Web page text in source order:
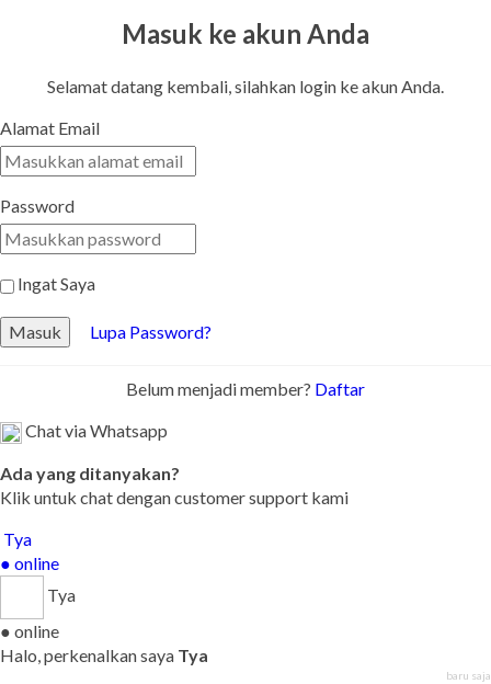
Masuk ke akun Anda
Selamat datang kembali, silahkan login ke akun Anda.
Alamat Email
Password
Ingat Saya
Masuk Lupa Password?
Belum menjadi member? Daftar
Chat via Whatsapp
Ada yang ditanyakan?
Klik untuk chat dengan customer support kami
Tya
● online
Tya
● online
Halo, perkenalkan saya Tya
baru saja